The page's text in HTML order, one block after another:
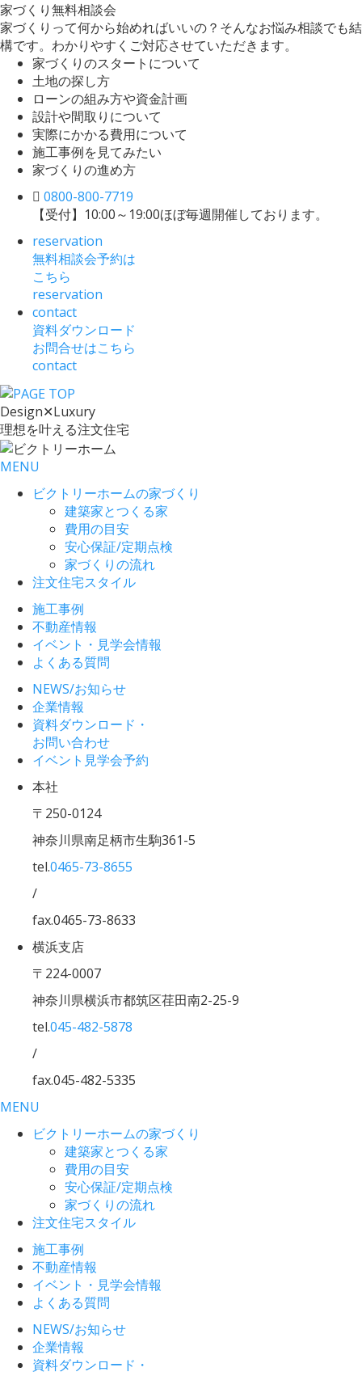
家づくり無料相談会
家づくりって何から始めればいいの？そんなお悩み相談でも結
構です。わかりやすくご対応させていただきます。
家づくりのスタートについて
土地の探し方
ローンの組み方や資金計画
設計や間取りについて
実際にかかる費用について
施工事例を見てみたい
家づくりの進め方
0800-800-7719
【受付】10:00～19:00ほぼ毎週開催しております。
reservation
無料相談会予約は
こちら
reservation
contact
資料ダウンロード
お問合せはこちら
contact
Design✕Luxury
理想を叶える注文住宅
MENU
ビクトリーホームの家づくり
建築家とつくる家
費用の目安
安心保証/定期点検
家づくりの流れ
注文住宅スタイル
施工事例
不動産情報
イベント・見学会情報
よくある質問
NEWS/お知らせ
企業情報
資料ダウンロード・
お問い合わせ
イベント見学会予約
本社
〒250-0124
神奈川県南足柄市生駒361-5
tel.0465-73-8655
/
fax.0465-73-8633
横浜支店
〒224-0007
神奈川県横浜市都筑区荏田南2-25-9
tel.045-482-5878
/
fax.045-482-5335
MENU
ビクトリーホームの家づくり
建築家とつくる家
費用の目安
安心保証/定期点検
家づくりの流れ
注文住宅スタイル
施工事例
不動産情報
イベント・見学会情報
よくある質問
NEWS/お知らせ
企業情報
資料ダウンロード・